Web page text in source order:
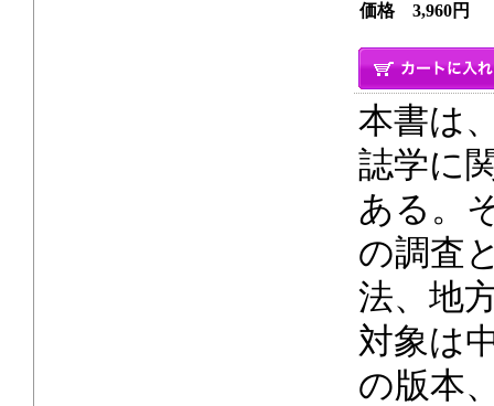
価格 3,960円
本書は
誌学に
ある。
の調査
法、地
対象は
の版本